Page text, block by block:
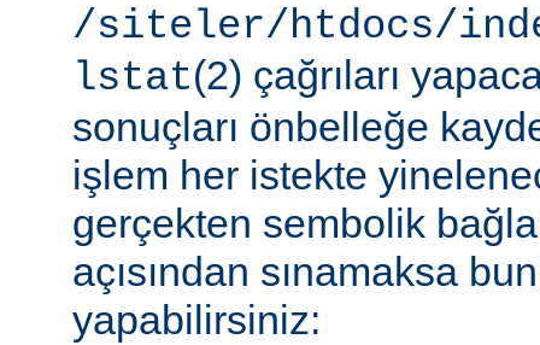
/siteler/htdocs/
lstat(2) çağrıları
sonuçları önbelleğe
işlem her istekte
gerçekten sembolik
açısından sınamaksa
yapabilirsiniz: